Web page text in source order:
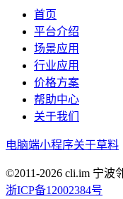
首页
平台介绍
场景应用
行业应用
价格方案
帮助中心
关于我们
电脑端小程序关于草料
©2011-2026 cli.im 宁波
浙ICP备12002384号